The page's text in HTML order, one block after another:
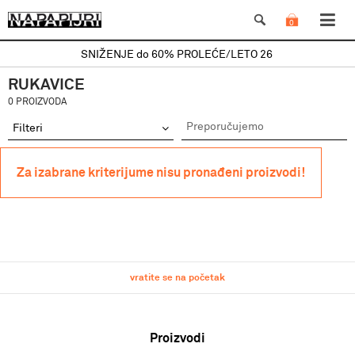
0
SNIŽENJE do 60% PROLEĆE/LETO 26
Filteri
RUKAVICE
0 PROIZVODA
Za izabrane kriterijume nisu pronađeni proizvodi!
vratite se na početak
Proizvodi